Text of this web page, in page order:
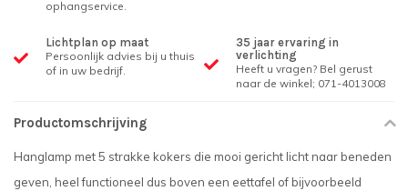
ophangservice.
Lichtplan op maat
Persoonlijk advies bij u thuis
of in uw bedrijf.
35 jaar ervaring in
verlichting
Heeft u vragen? Bel gerust
naar de winkel; 071-4013008
Productomschrijving
Hanglamp met 5 strakke kokers die mooi gericht licht naar beneden
geven, heel functioneel dus boven een eettafel of bijvoorbeeld